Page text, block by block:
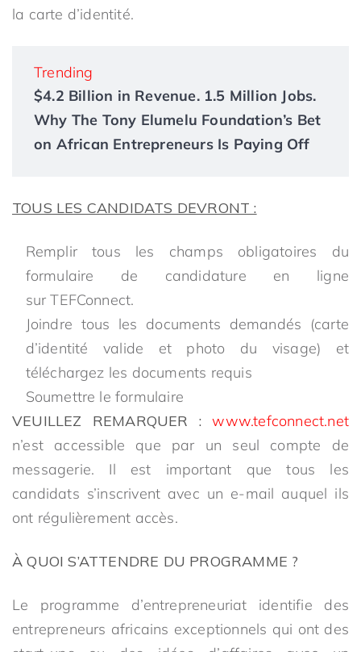
la carte d’identité.
Trending
$4.2 Billion in Revenue. 1.5 Million Jobs.
Why The Tony Elumelu Foundation’s Bet
on African Entrepreneurs Is Paying Off
TOUS LES CANDIDATS DEVRONT :
Remplir tous les champs obligatoires du
formulaire de candidature en ligne
sur TEFConnect.
Joindre tous les documents demandés (carte
d’identité valide et photo du visage) et
téléchargez les documents requis
Soumettre le formulaire
VEUILLEZ REMARQUER :www.tefconnect.net
n’est accessible que par un seul compte de
messagerie. Il est important que tous les
candidats s’inscrivent avec un e-mail auquel ils
ont régulièrement accès.
À QUOI S’ATTENDRE DU PROGRAMME ?
Le programme d’entrepreneuriat identifie des
entrepreneurs africains exceptionnels qui ont des